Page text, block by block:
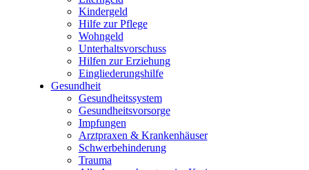
Kindergeld
Hilfe zur Pflege
Wohngeld
Unterhaltsvorschuss
Hilfen zur Erziehung
Eingliederungshilfe
Gesundheit
Gesundheitssystem
Gesundheitsvorsorge
Impfungen
Arztpraxen & Krankenhäuser
Schwerbehinderung
Trauma